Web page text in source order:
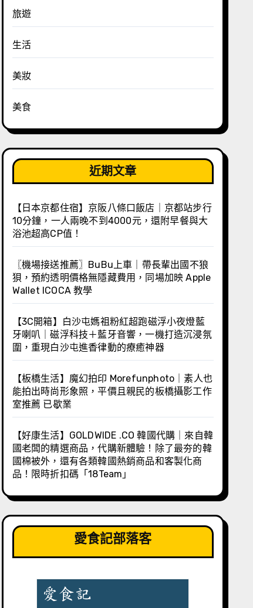
旅遊
生活
美妝
美食
近期文章
【日本京都住宿】京阪八條口飯店｜京都站步行
10分鐘，一人兩晚不到4000元，還附早餐與大
浴池超高CP值！
〖機場接送推薦〗BuBu上車｜帶長輩出國不狼
狽，預約透明價格無隱藏費用，同場加映 Apple
Wallet ICOCA 教學
【3C開箱】白沙屯媽祖粉紅超跑磁浮小夜燈藍
牙喇叭｜磁浮科技＋藍牙音響，一機打造沉浸氛
圍，重現白沙屯進香律動的療癒神器
【板橋生活】魔幻拍印 Morefunphoto｜素人也
能拍出時尚形象照，平價且親民的板橋攝影工作
室推薦 已歇業
【好康生活】GOLDWIDE .CO 韓國代購｜來自韓
國老闆的精選商品，代購新體驗！除了最夯的韓
國棉被外，還有各類韓國熱銷商品和客製化商
品！限時折扣碼「18Team」
愛食記部落客